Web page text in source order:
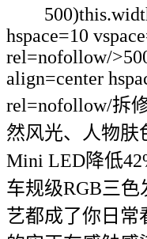
hspace=10
rel=nofollow/
align=center
rel=nofollow/拆
然风光、人物肤
Mini LED降低
车规级RGB三
艺都成了你日常